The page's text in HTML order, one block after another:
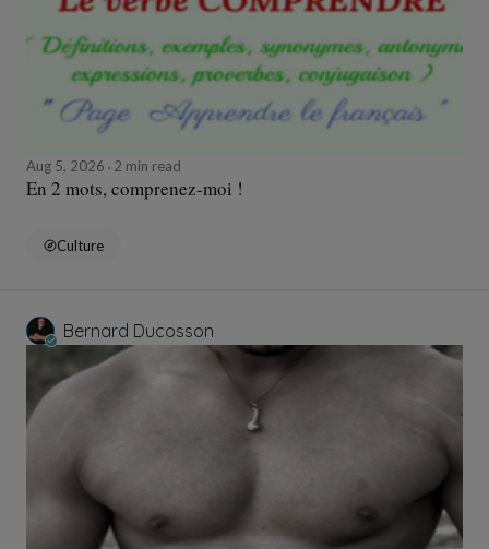
Aug 5, 2026 2 min read
En 2 mots, comprenez-moi !
Culture
Bernard Ducosson